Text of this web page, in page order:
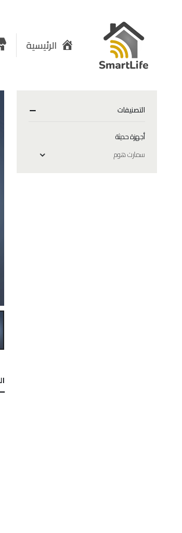
الرئيسية
التصنيفات
أجهزة حديثة
سمارت هوم